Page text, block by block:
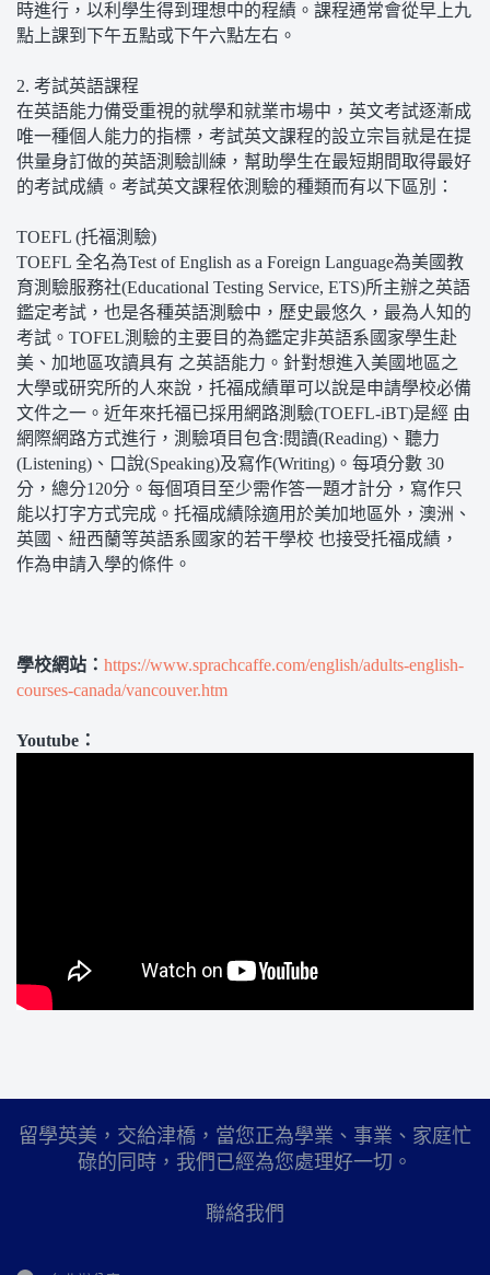
時進行，以利學生得到理想中的程績。課程通常會從早上九
點上課到下午五點或下午六點左右。
2. 考試英語課程
在英語能力備受重視的就學和就業市場中，英文考試逐漸成
唯一種個人能力的指標，考試英文課程的設立宗旨就是在提
供量身訂做的英語測驗訓練，幫助學生在最短期間取得最好
的考試成績。考試英文課程依測驗的種類而有以下區別：
TOEFL (托福測驗)
TOEFL 全名為Test of English as a Foreign Language為美國教
育測驗服務社(Educational Testing Service, ETS)所主辦之英語
鑑定考試，也是各種英語測驗中，歷史最悠久，最為人知的
考試。TOFEL測驗的主要目的為鑑定非英語系國家學生赴
美、加地區攻讀具有 之英語能力。針對想進入美國地區之
大學或研究所的人來說，托福成績單可以說是申請學校必備
文件之一。近年來托福已採用網路測驗(TOEFL-iBT)是經 由
網際網路方式進行，測驗項目包含:閱讀(Reading)、聽力
(Listening)、口說(Speaking)及寫作(Writing)。每項分數 30
分，總分120分。每個項目至少需作答一題才計分，寫作只
能以打字方式完成。托福成績除適用於美加地區外，澳洲、
英國、紐西蘭等英語系國家的若干學校 也接受托福成績，
作為申請入學的條件。
學校網站： https://www.sprachcaffe.com/english/adults-english-
courses-canada/vancouver.htm
Youtube：
留學英美，交給津橋，當您正為學業、事業、家庭忙
碌的同時，我們已經為您處理好一切。
聯絡我們